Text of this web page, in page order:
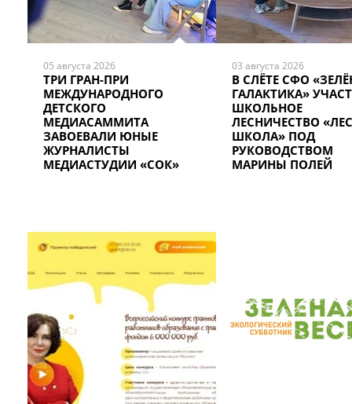
05 августа 2026
ТРИ ГРАН-ПРИ
МЕЖДУНАРОДНОГО
ДЕТСКОГО
МЕДИАСАММИТА
ЗАВОЕВАЛИ ЮНЫЕ
ЖУРНАЛИСТЫ
МЕДИАСТУДИИ «СОК»
03 августа 2026
В СЛЁТЕ СФО
ГАЛАКТИКА»
ШКОЛЬНОЕ
ЛЕСНИЧЕСТВО
ШКОЛА» ПОД
РУКОВОДСТВОМ
МАРИНЫ ПОЛЕЙ